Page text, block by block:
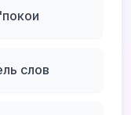
слов